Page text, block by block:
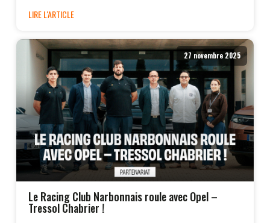
LIRE L'ARTICLE
27 novembre 2025
Le Racing Club Narbonnais roule avec Opel –
Tressol Chabrier !